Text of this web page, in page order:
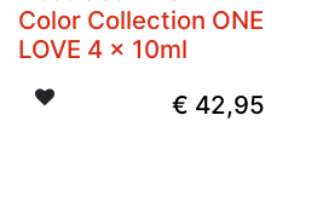
Color Collection ONE
LOVE 4 x 10ml
€ 42,95